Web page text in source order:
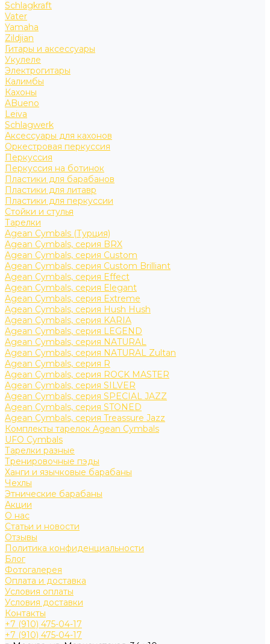
Schlagkraft
Vater
Yamaha
Zildjian
Гитары и аксессуары
Укулеле
Электрогитары
Калимбы
Кахоны
ABueno
Leiva
Schlagwerk
Аксессуары для кахонов
Оркестровая перкуссия
Перкуссия
Перкуссия на ботинок
Пластики для барабанов
Пластики для литавр
Пластики для перкуссии
Стойки и стулья
Тарелки
Agean Cymbals (Турция)
Agean Cymbals, серия BRX
Agean Cymbals, серия Custom
Agean Cymbals, серия Custom Brilliant
Agean Cymbals, серия Effect
Agean Cymbals, серия Elegant
Agean Cymbals, серия Extreme
Agean Cymbals, серия Hush Hush
Agean Cymbals, серия KARIA
Agean Cymbals, серия LEGEND
Agean Cymbals, серия NATURAL
Agean Cymbals, серия NATURAL Zultan
Agean Cymbals, серия R
Agean Cymbals, серия ROCK MASTER
Agean Cymbals, серия SILVER
Agean Cymbals, серия SPECIAL JAZZ
Agean Cymbals, серия STONED
Agean Cymbals, серия Treassure Jazz
Комплекты тарелок Agean Cymbals
UFO Cymbals
Тарелки разные
Тренировочные пэды
Ханги и язычковые барабаны
Чехлы
Этнические барабаны
Акции
О нас
Статьи и новости
Отзывы
Политика конфиденциальности
Блог
Фотогалерея
Оплата и доставка
Условия оплаты
Условия доставки
Контакты
+7 (910) 475-04-17
+7 (910) 475-04-17